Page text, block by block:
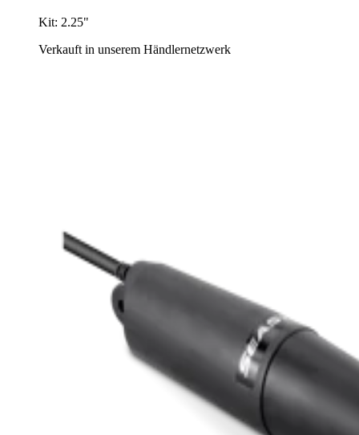
Kit: 2.25"
Verkauft in unserem Händlernetzwerk